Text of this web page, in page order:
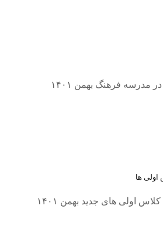
مدرسه فرهنگ بهمن ۱۴۰۱
ها
اولی های جدید بهمن ۱۴۰۱